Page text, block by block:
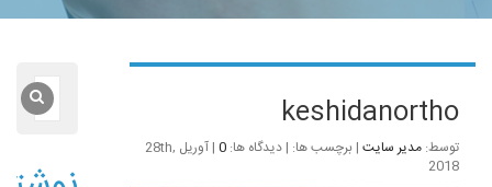
keshidanortho
توسط: مدیر سایت | برچسب ها: | دیدگاه ها: 0
| آوریل 28th,
2018